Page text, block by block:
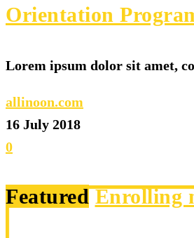
Orientation
Lorem ipsum dolor sit amet,
allinoon.com
16 July 2018
0
Featured Enrolling